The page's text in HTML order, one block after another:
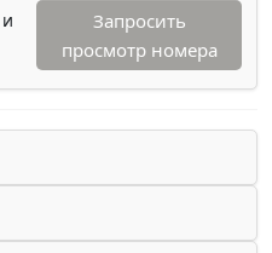
Запросить
просмотр номера